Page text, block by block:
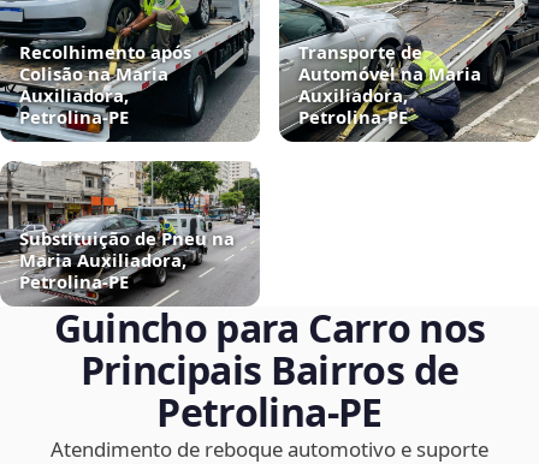
Recolhimento após
Colisão na Maria
Auxiliadora,
Petrolina‑PE
Transporte de
Automóvel na Maria
Auxiliadora,
Petrolina‑PE
Substituição de Pneu na
Maria Auxiliadora,
Petrolina‑PE
Guincho para Carro nos
Principais Bairros de
Petrolina‑PE
Atendimento de reboque automotivo e suporte